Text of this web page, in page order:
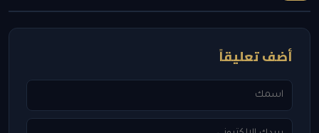
أضف تعليقاً